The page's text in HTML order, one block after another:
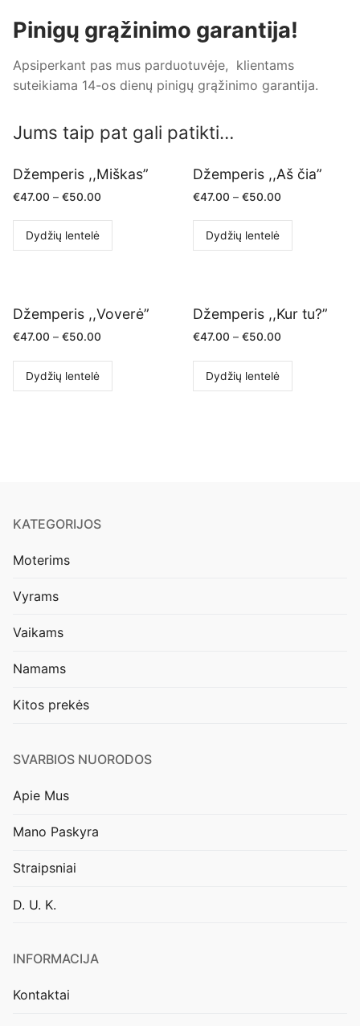
Pinigų grąžinimo garantija!
Apsiperkant pas mus parduotuvėje, klientams
suteikiama 14-os dienų pinigų grąžinimo garantija.
Jums taip pat gali patikti…
Džemperis ,,Miškas”
€47.00 – €50.00
Dydžių lentelė
Džemperis ,,Aš čia”
€47.00 – €50.00
Dydžių lentelė
Džemperis ,,Voverė”
€47.00 – €50.00
Dydžių lentelė
Džemperis ,,Kur tu?”
€47.00 – €50.00
Dydžių lentelė
KATEGORIJOS
Moterims
Vyrams
Vaikams
Namams
Kitos prekės
SVARBIOS NUORODOS
Apie Mus
Mano Paskyra
Straipsniai
D. U. K.
INFORMACIJA
Kontaktai